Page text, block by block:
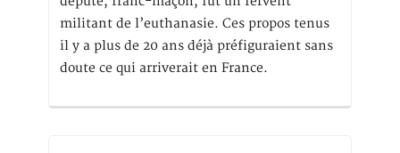
militant de l’euthanasie. Ces propos tenus
il y a plus de 20 ans déjà préfiguraient sans
doute ce qui arriverait en France.